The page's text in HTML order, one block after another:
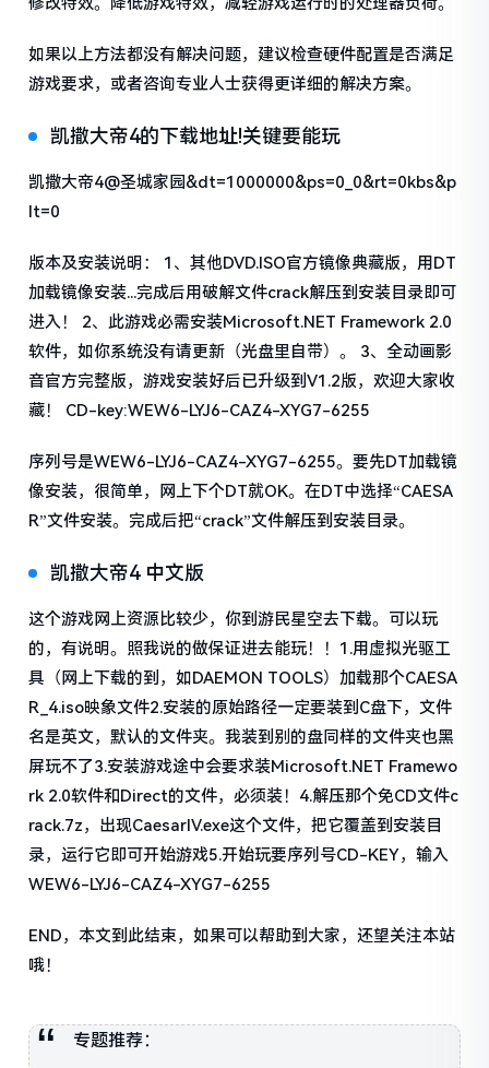
如果以上方法都没有解决问题，建议检查硬件配置是否满足
游戏要求，或者咨询专业人士获得更详细的解决方案。
凯撒大帝4的下载地址!关键要能玩
凯撒大帝4@圣城家园&dt=1000000&ps=0_0&rt=0kbs&p
lt=0
版本及安装说明： 1、其他DVD.ISO官方镜像典藏版，用DT
加载镜像安装...完成后用破解文件crack解压到安装目录即可
进入！ 2、此游戏必需安装Microsoft.NET Framework 2.0
软件，如你系统没有请更新（光盘里自带）。 3、全动画影
音官方完整版，游戏安装好后已升级到V1.2版，欢迎大家收
藏！ CD-key:WEW6-LYJ6-CAZ4-XYG7-6255
序列号是WEW6-LYJ6-CAZ4-XYG7-6255。要先DT加载镜
像安装，很简单，网上下个DT就OK。在DT中选择“CAESA
R”文件安装。完成后把“crack”文件解压到安装目录。
凯撒大帝4 中文版
这个游戏网上资源比较少，你到游民星空去下载。可以玩
的，有说明。照我说的做保证进去能玩！！1.用虚拟光驱工
具（网上下载的到，如DAEMON TOOLS）加载那个CAESA
R_4.iso映象文件2.安装的原始路径一定要装到C盘下，文件
名是英文，默认的文件夹。我装到别的盘同样的文件夹也黑
屏玩不了3.安装游戏途中会要求装Microsoft.NET Framewo
rk 2.0软件和Direct的文件，必须装！4.解压那个免CD文件c
rack.7z，出现CaesarIV.exe这个文件，把它覆盖到安装目
录，运行它即可开始游戏5.开始玩要序列号CD-KEY，输入
WEW6-LYJ6-CAZ4-XYG7-6255
END，本文到此结束，如果可以帮助到大家，还望关注本站
哦！
专题推荐：